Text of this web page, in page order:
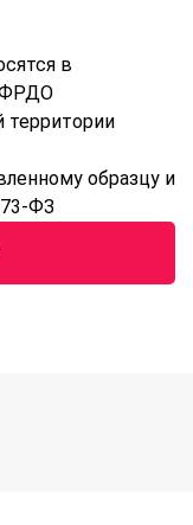
в
ФРДО
образцу и
ФЗ